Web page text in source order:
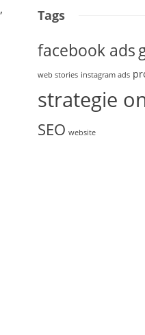
Tags
facebook ads
web stories instagram ads
strategie
SEO website